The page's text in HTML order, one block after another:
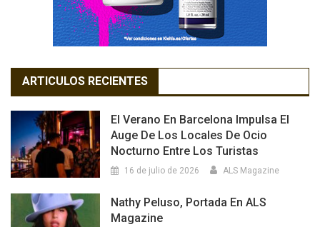
ARTICULOS RECIENTES
El Verano En Barcelona Impulsa El
Auge De Los Locales De Ocio
Nocturno Entre Los Turistas
16 de julio de 2026 ALS Magazine
Nathy Peluso, Portada En ALS
Magazine